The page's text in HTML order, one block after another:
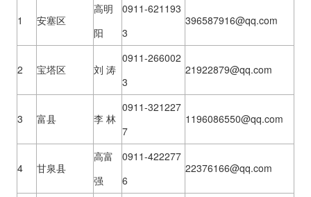
1 安塞区
高明
阳
0911-621193
3
396587916@qq.com
2 宝塔区 刘 涛
0911-266002
3
21922879@qq.com
3 富县 李 林
0911-321227
7
1196086550@qq.com
4 甘泉县
高富
强
0911-422277
6
22376166@qq.com